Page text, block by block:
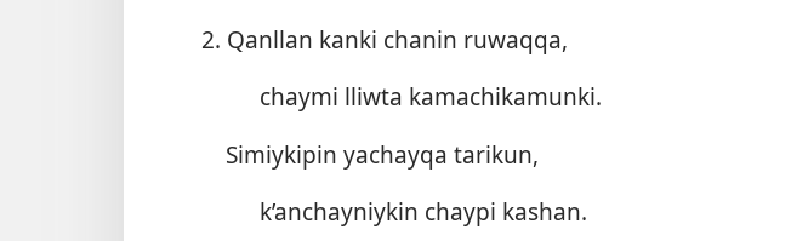
2. Qanllan kanki chanin ruwaqqa,
chaymi lliwta kamachikamunki.
Simiykipin yachayqa tarikun,
k’anchayniykin chaypi kashan.